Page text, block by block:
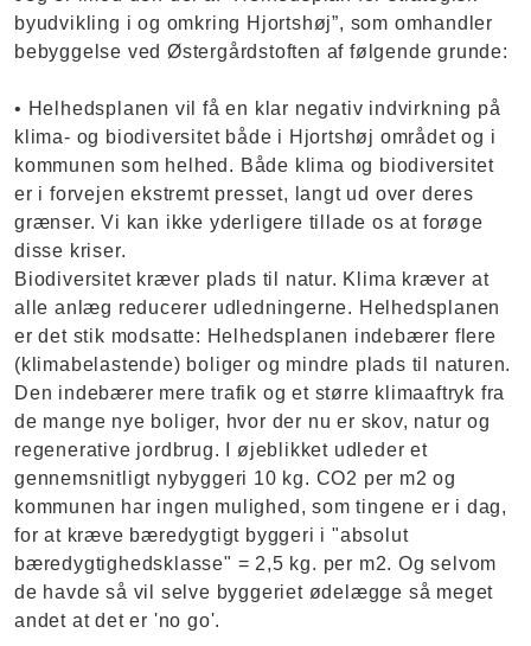
byudvikling i og omkring Hjortshøj”, som omhandler
bebyggelse ved Østergårdstoften af følgende grunde:
• Helhedsplanen vil få en klar negativ indvirkning på
klima- og biodiversitet både i Hjortshøj området og i
kommunen som helhed. Både klima og biodiversitet
er i forvejen ekstremt presset, langt ud over deres
grænser. Vi kan ikke yderligere tillade os at forøge
disse kriser.
Biodiversitet kræver plads til natur. Klima kræver at
alle anlæg reducerer udledningerne. Helhedsplanen
er det stik modsatte: Helhedsplanen indebærer flere
(klimabelastende) boliger og mindre plads til naturen.
Den indebærer mere trafik og et større klimaaftryk fra
de mange nye boliger, hvor der nu er skov, natur og
regenerative jordbrug. I øjeblikket udleder et
gennemsnitligt nybyggeri 10 kg. CO2 per m2 og
kommunen har ingen mulighed, som tingene er i dag,
for at kræve bæredygtigt byggeri i "absolut
bæredygtighedsklasse" = 2,5 kg. per m2. Og selvom
de havde så vil selve byggeriet ødelægge så meget
andet at det er 'no go'.